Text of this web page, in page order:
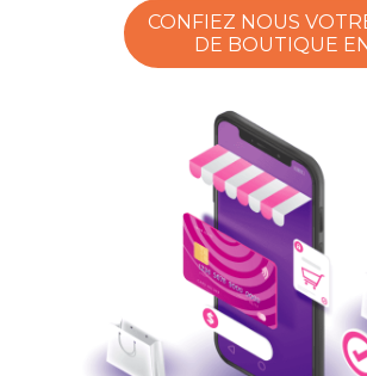
CONFIEZ NOUS
DE BOUTIQUE